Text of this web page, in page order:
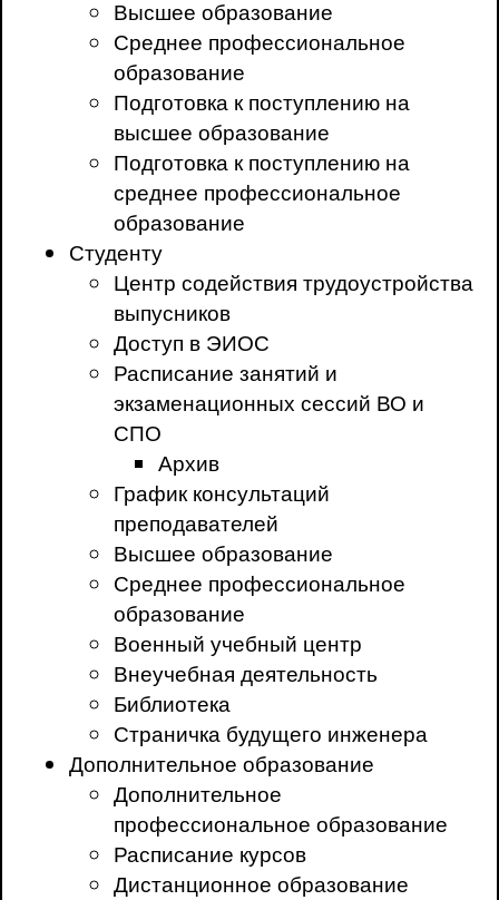
Высшее образование
Среднее профессиональное
образование
Подготовка к поступлению на
высшее образование
Подготовка к поступлению на
среднее профессиональное
образование
Студенту
Центр содействия трудоустройства
выпусников
Доступ в ЭИОС
Расписание занятий и
экзаменационных сессий ВО и
СПО
Архив
График консультаций
преподавателей
Высшее образование
Среднее профессиональное
образование
Военный учебный центр
Внеучебная деятельность
Библиотека
Страничка будущего инженера
Дополнительное образование
Дополнительное
профессиональное образование
Расписание курсов
Дистанционное образование